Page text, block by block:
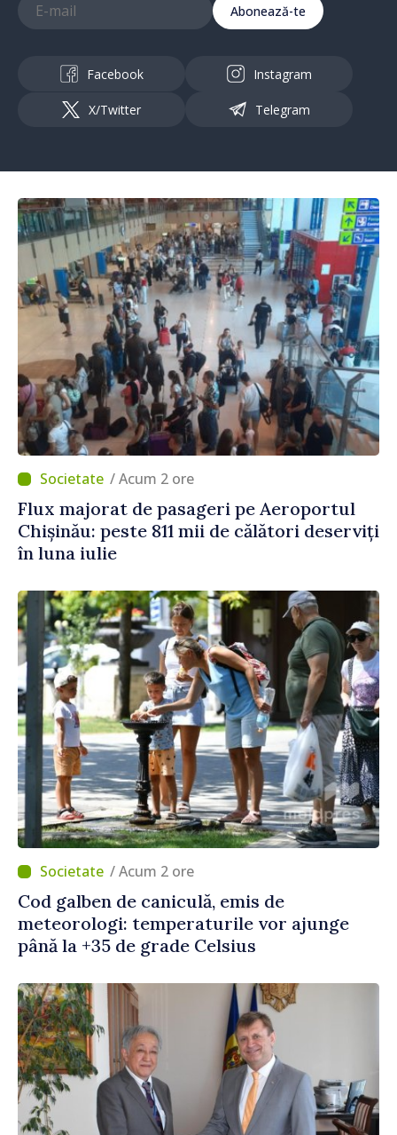
Abonează-te
Facebook Instagram
X/Twitter Telegram
/ Acum 2 ore
Flux majorat de pasageri pe Aeroportul
Chișinău: peste 811 mii de călători deserviți
în luna iulie
/ Acum 2 ore
Cod galben de caniculă, emis de
meteorologi: temperaturile vor ajunge
până la +35 de grade Celsius